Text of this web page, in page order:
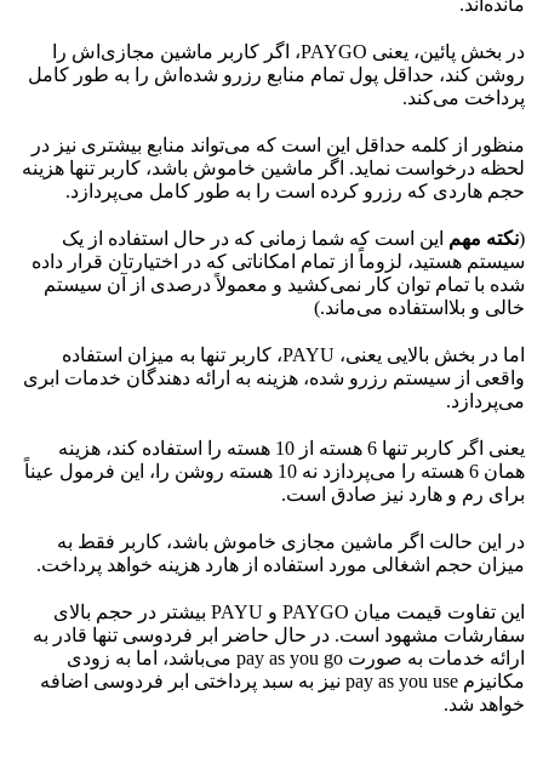
در بخش پائین، یعنی PAYGO، اگر کاربر ماشین مجازی‌اش را
روشن کند، حداقل پول تمام منابع رزرو شده‌اش را به طور کامل
پرداخت می‌کند.
منظور از کلمه حداقل این است که می‌تواند منابع بیشتری نیز در
لحظه درخواست نماید. اگر ماشین خاموش باشد، کاربر تنها هزینه
حجم هاردی که رزرو کرده است را به طور کامل می‌پردازد.
(نکته مهم این است که شما زمانی که در حال استفاده از یک
سیستم هستید، لزوماً از تمام امکاناتی که در اختیارتان قرار داده
شده با تمام توان کار نمی‌کشید و معمولاً درصدی از آن سیستم
خالی و بلااستفاده می‌ماند.)
اما در بخش بالایی یعنی، PAYU، کاربر تنها به میزان استفاده
واقعی از سیستم رزرو شده، هزینه به ارائه دهندگان خدمات ابری
می‌پردازد.
یعنی اگر کاربر تنها 6 هسته از 10 هسته را استفاده کند، هزینه
همان 6 هسته را می‌پردازد نه 10 هسته روشن را، این فرمول عیناً
برای رم و هارد نیز صادق است.
در این حالت اگر ماشین مجازی خاموش باشد، کاربر فقط به
میزان حجم اشغالی مورد استفاده از هارد هزینه خواهد پرداخت.
این تفاوت قیمت میان PAYGO و PAYU بیشتر در حجم بالای
سفارشات مشهود است. در حال حاضر ابر فردوسی تنها قادر به
ارائه خدمات به صورت pay as you go ‌می‌باشد، اما به زودی
مکانیزم pay as you use نیز به سبد پرداختی ابر فردوسی اضافه
خواهد شد.